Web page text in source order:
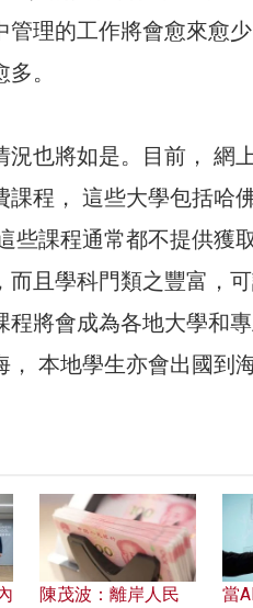
管理的工作將會愈來愈
。
況也將如是。目前， 網
課程， 這些大學包括哈
些課程通常都不提供獲
而且學科門類之豐富，
程將會成為各地大學和
本地學生亦會出國到
陳茂波：離岸人民
當